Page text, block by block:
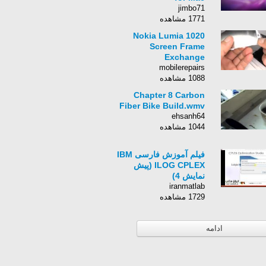
jimbo71
1771 مشاهده
Nokia Lumia 1020
Screen Frame
Exchange
mobilerepairs
1088 مشاهده
Chapter 8 Carbon
Fiber Bike Build.wmv
ehsanh64
1044 مشاهده
فیلم آموزش فارسی IBM
ILOG CPLEX (پیش
نمایش 4)
iranmatlab
1729 مشاهده
ادامه